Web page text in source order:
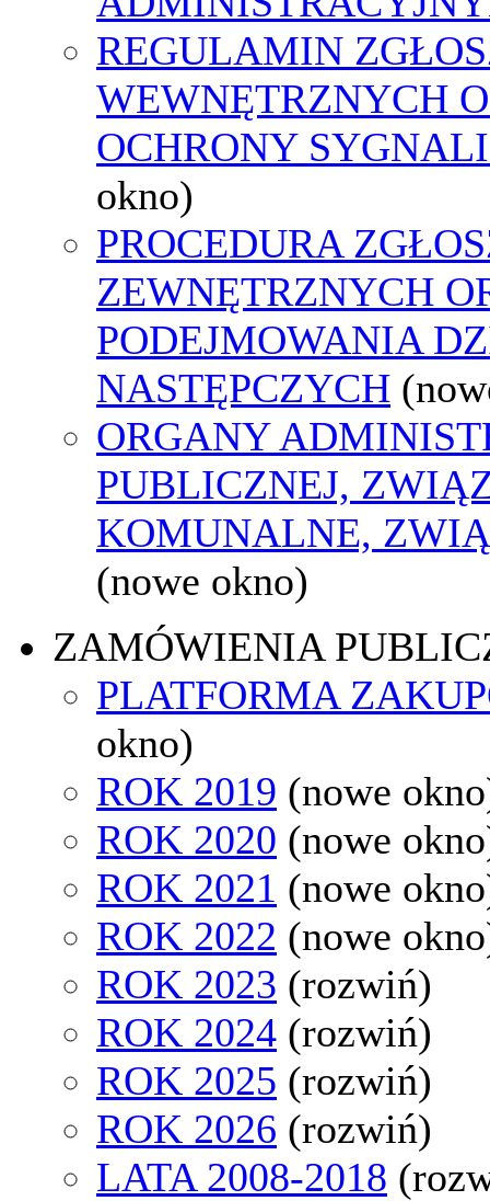
REGULAMIN
WEWNĘTRZNYCH
OCHRONY
okno)
PROCEDURA
ZEWNĘTRZNYCH
PODEJMOWANIA
NASTĘPCZYCH
ORGANY
PUBLICZNEJ,
KOMUNALNE,
(nowe okno)
ZAMÓWIENIA
PLATFORMA
okno)
ROK 2019 (nowe
ROK 2020 (nowe
ROK 2021 (nowe
ROK 2022 (nowe
ROK 2023 (rozwiń)
ROK 2024 (rozwiń)
ROK 2025 (rozwiń)
ROK 2026 (rozwiń)
LATA 2008-2018